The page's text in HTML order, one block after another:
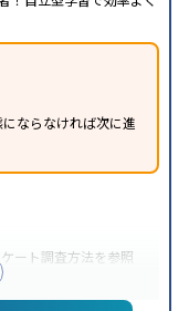
ならなければ次に進
ート調査方法を参照